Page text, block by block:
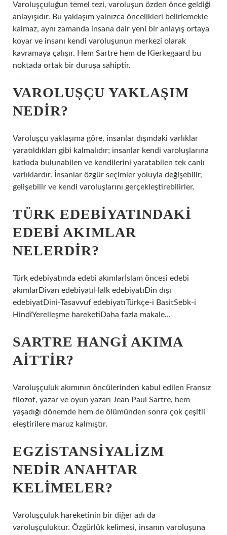
Varoluşçuluğun temel tezi, varoluşun özden önce geldiği
anlayışıdır. Bu yaklaşım yalnızca öncelikleri belirlemekle
kalmaz, aynı zamanda insana dair yeni bir anlayış ortaya
koyar ve insanı kendi varoluşunun merkezi olarak
kavramaya çalışır. Hem Sartre hem de Kierkegaard bu
noktada ortak bir duruşa sahiptir.
VAROLUŞÇU YAKLAŞIM
NEDIR?
Varoluşçu yaklaşıma göre, insanlar dışındaki varlıklar
yaratıldıkları gibi kalmalıdır; insanlar kendi varoluşlarına
katkıda bulunabilen ve kendilerini yaratabilen tek canlı
varlıklardır. İnsanlar özgür seçimler yoluyla değişebilir,
gelişebilir ve kendi varoluşlarını gerçekleştirebilirler.
TÜRK EDEBIYATINDAKI
EDEBI AKIMLAR
NELERDIR?
Türk edebiyatında edebi akımlarİslam öncesi edebi
akımlarDivan edebiyatıHalk edebiyatıDin dışı
edebiyatDini-Tasavvuf edebiyatıTürkçe-i BasitSebk-i
HindîYerelleşme hareketiDaha fazla makale…
SARTRE HANGI AKIMA
AITTIR?
Varoluşçuluk akımının öncülerinden kabul edilen Fransız
filozof, yazar ve oyun yazarı Jean Paul Sartre, hem
yaşadığı dönemde hem de ölümünden sonra çok çeşitli
eleştirilere maruz kalmıştır.
EGZISTANSIYALIZM
NEDIR ANAHTAR
KELIMELER?
Varoluşçuluk hareketinin bir diğer adı da
varoluşçuluktur. Özgürlük kelimesi, insanın varoluşuna